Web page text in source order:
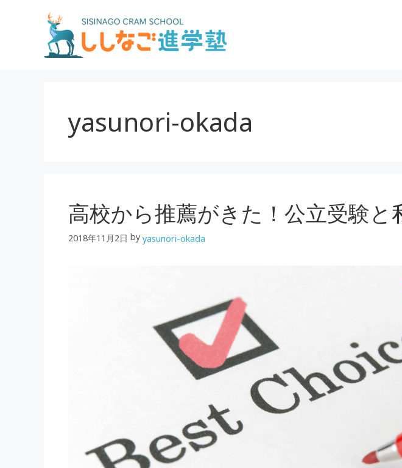
yasunori-okada
高校から推薦がきた！公立受験
2018年11月2日 by yasunori-okada